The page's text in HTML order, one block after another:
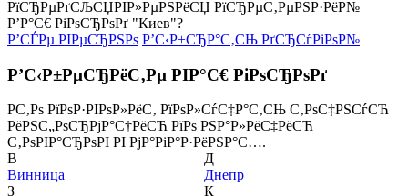
РїСЂРµРґСЉСЏРІР»РµРЅРёСЏ РїСЂРµС‚РµРЅР·РёР№
Р’Р°С€ РіРѕСЂРѕРґ "Киев"?
Р’СЃРµ РІРµСЂРЅРѕ Р’С‹Р±СЂР°С‚СЊ РґСЂСѓРіРѕР№
Р’С‹Р±РµСЂРёС‚Рµ РІР°С€ РіРѕСЂРѕРґ
Р­С‚Рѕ РїРѕР·РІРѕР»РёС‚ РїРѕР»СѓС‡Р°С‚СЊ С‚РѕС‡РЅСѓСЋ
РёРЅС„РѕСЂРјР°С†РёСЋ РїРѕ РЅР°Р»РёС‡РёСЋ
С‚РѕРІР°СЂРѕРІ РІ РјР°РіР°Р·РёРЅР°С….
В
Винница
З
Д
Днепр
К